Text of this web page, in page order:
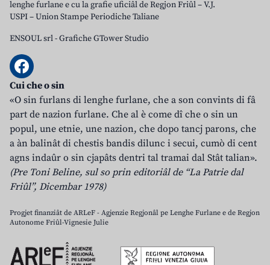
lenghe furlane e cu la grafie uficiâl de Regjon Friûl – V.J.
USPI – Union Stampe Periodiche Taliane
ENSOUL srl-Grafiche GTower Studio
Cui che o sin
«O sin furlans di lenghe furlane, che a son convints di fâ
part de nazion furlane. Che al è come dî che o sin un
popul, une etnie, une nazion, che dopo tancj parons, che
a àn balinât di chestis bandis dilunc i secui, cumò di cent
agns indaûr o sin cjapâts dentri tal tramai dal Stât talian».
(Pre Toni Beline, sul so prin editoriâl de “La Patrie dal
Friûl”, Dicembar 1978)
Progjet finanziât de ARLeF - Agjenzie Regjonâl pe Lenghe Furlane e de Regjon
Autonome Friûl-Vignesie Julie